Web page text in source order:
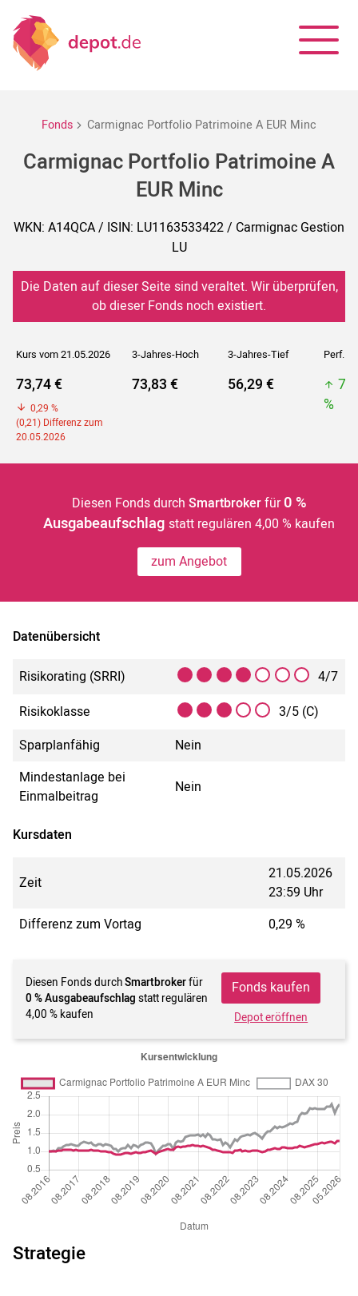
Fonds Carmignac Portfolio Patrimoine A EUR Minc
Carmignac Portfolio Patrimoine A
EUR Minc
WKN: A14QCA / ISIN: LU1163533422 / Carmignac Gestion
LU
Die Daten auf dieser Seite sind veraltet. Wir überprüfen,
ob dieser Fonds noch existiert.
Kurs vom 21.05.2026 3-Jahres-Hoch 3-Jahres-Tief Perf. 5J
73,74 €
0,29 %
(0,21) Differenz zum
20.05.2026
73,83 € 56,29 €
%
Diesen Fonds durch Smartbrokerfür 0 %
Ausgabeaufschlagstatt regulären 4,00 % kaufen
zum Angebot
Datenübersicht
Risikorating (SRRI)
4/7
Risikoklasse
3/5 (C)
Sparplanfähig
Nein
Mindestanlage bei
Einmalbeitrag
Nein
Kursdaten
Zeit
21.05.2026
23:59 Uhr
Differenz zum Vortag
0,29 %
Diesen Fonds durchSmartbrokerfür
0 % Ausgabeaufschlag statt regulären
4,00 % kaufen
Fonds kaufen
Depot eröffnen
Strategie